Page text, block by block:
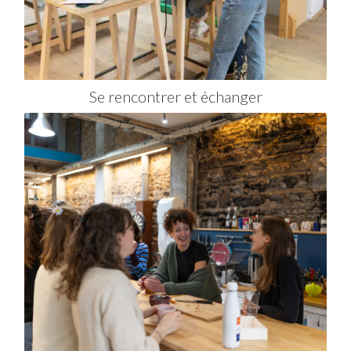
Se rencontrer et échanger